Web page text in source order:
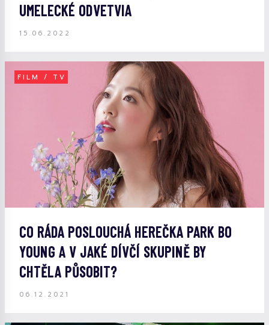
UMELECKÉ ODVETVIA
15.06.2022
FILM / TV
CO RÁDA POSLOUCHÁ HEREČKA PARK BO
YOUNG A V JAKÉ DÍVČÍ SKUPINĚ BY
CHTĚLA PŮSOBIT?
06.12.2021